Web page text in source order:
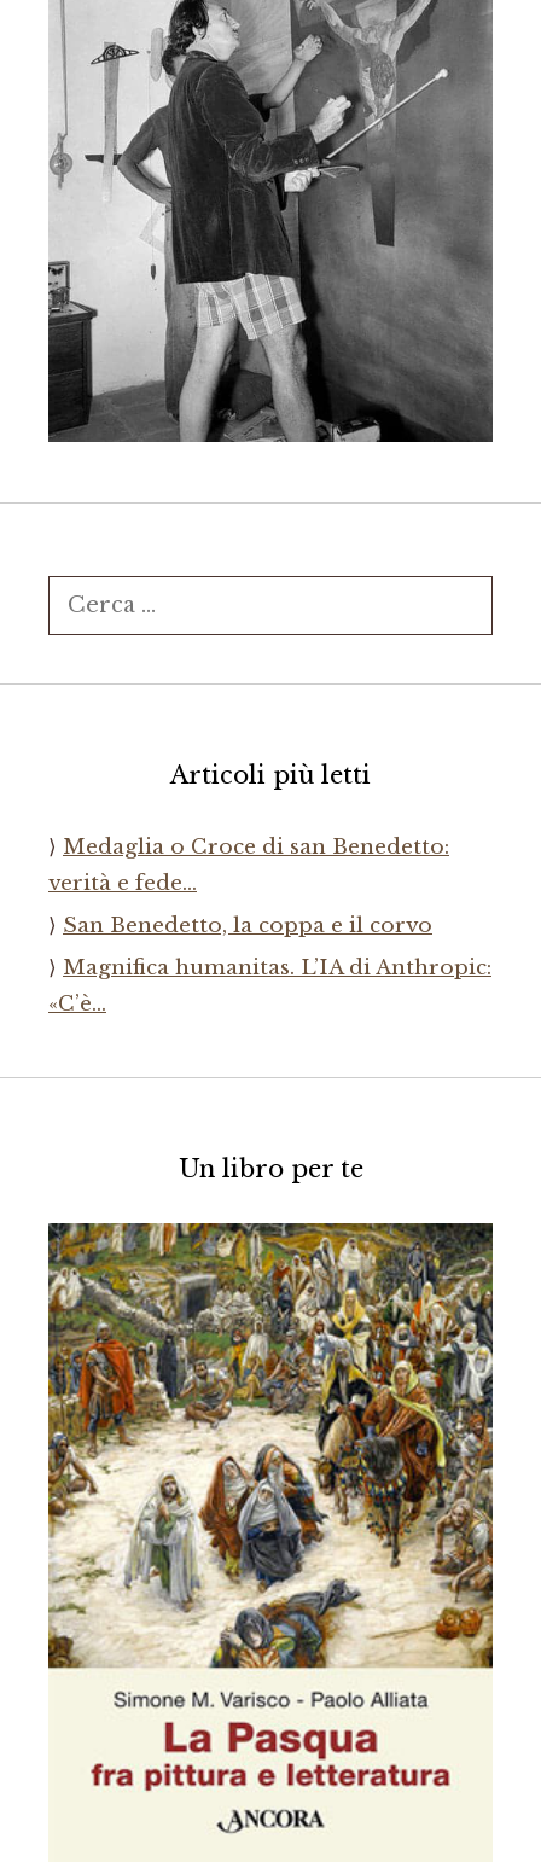
Ricerca
per:
Articoli più letti
Medaglia o Croce di san Benedetto:
verità e fede…
San Benedetto, la coppa e il corvo
Magnifica humanitas. L’IA di Anthropic:
«C’è…
Un libro per te